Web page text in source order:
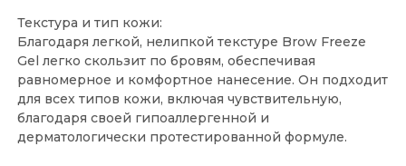
Текстура и тип кожи:
Благодаря легкой, нелипкой текстуре Brow Freeze
Gel легко скользит по бровям, обеспечивая
равномерное и комфортное нанесение. Он подходит
для всех типов кожи, включая чувствительную,
благодаря своей гипоаллергенной и
дерматологически протестированной формуле.